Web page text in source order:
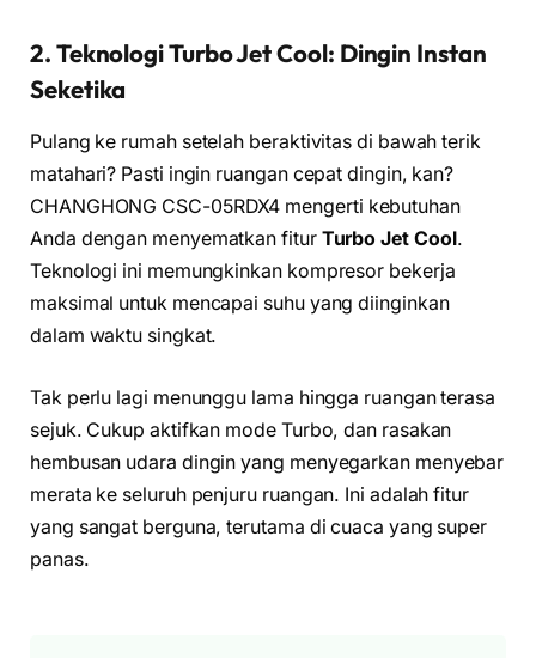
2. Teknologi Turbo Jet Cool: Dingin Instan
Seketika
Pulang ke rumah setelah beraktivitas di bawah terik
matahari? Pasti ingin ruangan cepat dingin, kan?
CHANGHONG CSC-05RDX4 mengerti kebutuhan
Anda dengan menyematkan fitur Turbo Jet Cool.
Teknologi ini memungkinkan kompresor bekerja
maksimal untuk mencapai suhu yang diinginkan
dalam waktu singkat.
Tak perlu lagi menunggu lama hingga ruangan terasa
sejuk. Cukup aktifkan mode Turbo, dan rasakan
hembusan udara dingin yang menyegarkan menyebar
merata ke seluruh penjuru ruangan. Ini adalah fitur
yang sangat berguna, terutama di cuaca yang super
panas.